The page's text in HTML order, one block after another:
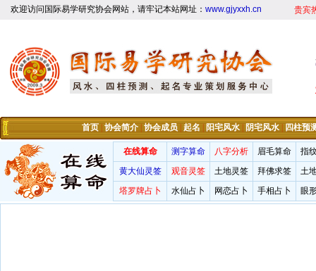
欢迎访问国际易学研究协会网站，请牢记本站网址： www.gjyxxh.cn 贵宾
首页 协会简介 协会成员 起名 阳宅风水 阴宅风水 四柱预
在线算命 测字算命 八字分析 眉毛算命
指
黄大仙灵签
观音灵签 土地灵签 拜佛求签
土
塔罗牌占卜
水仙占卜 网恋占卜 手相占卜 眼